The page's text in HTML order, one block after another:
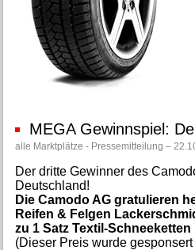
MEGA Gewinnspiel:
alle Marktplätze - Pressemitteilung –
Der dritte Gewinner des
Deutschland!
Die Camodo AG gratulieren
Reifen & Felgen
zu 1 Satz Textil-Schneeketten
(Dieser Preis wurde